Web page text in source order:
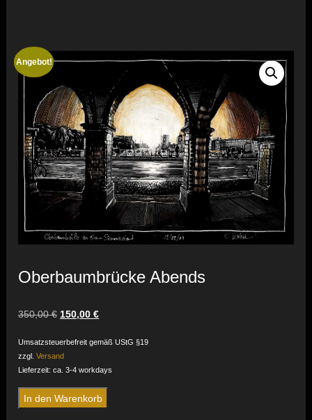
Angebot!
Oberbaumbrücke Abends
350,00€ Ursprünglicher
war:
350,00 €
150,00€Aktueller
ist:
Umsatzsteuerbefreit gemäß UStG §19
zzgl.Versand
Lieferzeit: ca. 3-4 workdays
Oberbaumbrücke
Abends
In den Warenkorb